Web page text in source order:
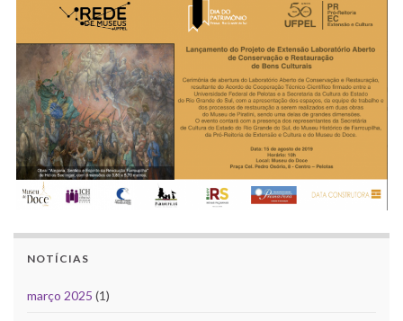
NOTÍCIAS
março 2025 (1)